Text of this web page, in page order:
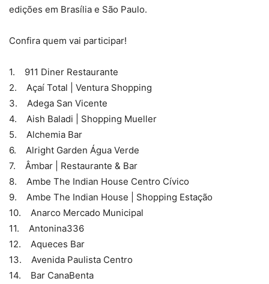
edições em Brasília e São Paulo.
Confira quem vai participar!
1. 911 Diner Restaurante
2. Açaí Total | Ventura Shopping
3. Adega San Vicente
4. Aish Baladi | Shopping Mueller
5. Alchemia Bar
6. Alright Garden Água Verde
7. Âmbar | Restaurante & Bar
8. Ambe The Indian House Centro Cívico
9. Ambe The Indian House | Shopping Estação
10. Anarco Mercado Municipal
11. Antonina336
12. Aqueces Bar
13. Avenida Paulista Centro
14. Bar CanaBenta